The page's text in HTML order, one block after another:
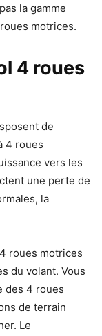
la gamme
motrices.
4 roues
de
4 roues
vers les
une perte de
la
roues motrices
du volant. Vous
des 4 roues
de terrain
Le